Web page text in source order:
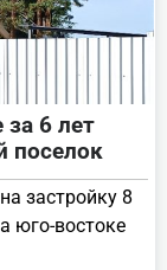
6 лет
поселок
застройку 8
юго-востоке